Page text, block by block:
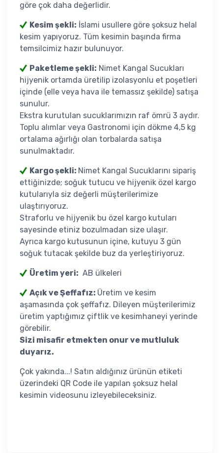
göre çok daha değerlidir.
Kesim şekli: İslami usullere göre şoksuz helal
kesim yapıyoruz. Tüm kesimin başında firma
temsilcimiz hazır bulunuyor.
Paketleme şekli: Nimet Kangal Sucukları
hijyenik ortamda üretilip izolasyonlu et poşetleri
içinde (elle veya hava ile temassız şekilde) satışa
sunulur.
Ekstra kurutulan sucuklarımızın raf ömrü 3 aydır.
Toplu alımlar veya Gastronomi için dökme 4,5 kg
ortalama ağırlığı olan torbalarda satışa
sunulmaktadır.
Kargo şekli: Nimet Kangal Sucuklarını sipariş
ettiğinizde; soğuk tutucu ve hijyenik özel kargo
kutularıyla siz değerli müşterilerimize
ulaştırıyoruz.
Straforlu ve hijyenik bu özel kargo kutuları
sayesinde etiniz bozulmadan size ulaşır.
Ayrıca kargo kutusunun içine, kutuyu 3 gün
soğuk tutacak şekilde buz da yerleştiriyoruz.
Üretim yeri: AB ülkeleri
Açık ve Şeffafız: Üretim ve kesim
aşamasında çok şeffafız. Dileyen müşterilerimiz
üretim yaptığımız çiftlik ve kesimhaneyi yerinde
görebilir.
Sizi misafir etmekten onur ve mutluluk
duyarız.
Çok yakında...! Satın aldığınız ürünün etiketi
üzerindeki QR Code ile yapılan şoksuz helal
kesimin videosunu izleyebileceksiniz.